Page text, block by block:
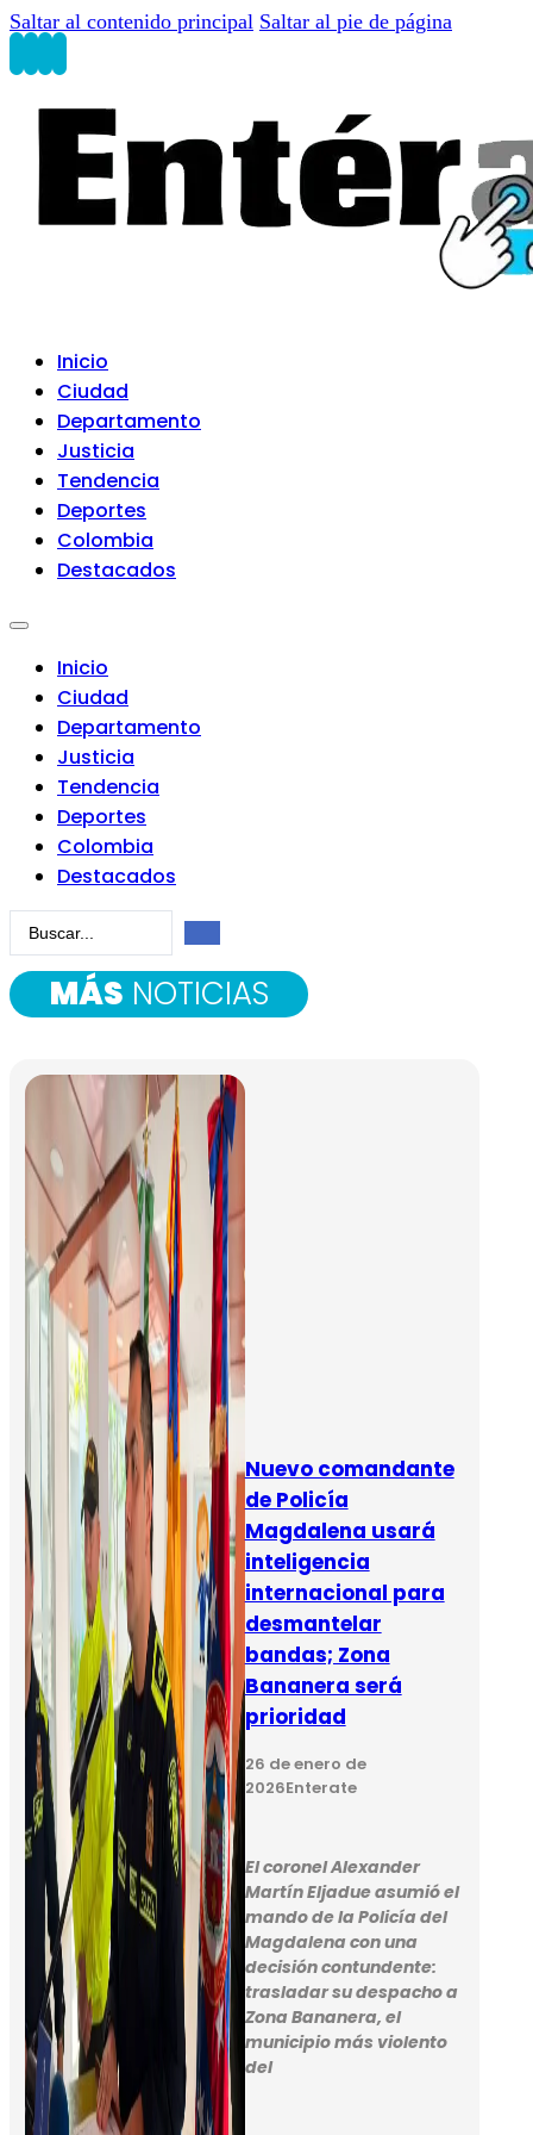
Saltar al contenido principal Saltar al pie de página
Inicio
Ciudad
Departamento
Justicia
Tendencia
Deportes
Colombia
Destacados
Inicio
Ciudad
Departamento
Justicia
Tendencia
Deportes
Colombia
Destacados
Search
MÁS NOTICIAS
Nuevo comandante
de Policía
Magdalena usará
inteligencia
internacional para
desmantelar
bandas; Zona
Bananera será
prioridad
26 de enero de
2026Enterate
El coronel Alexander
Martín Eljadue asumió el
mando de la Policía del
Magdalena con una
decisión contundente:
trasladar su despacho a
Zona Bananera, el
municipio más violento
del